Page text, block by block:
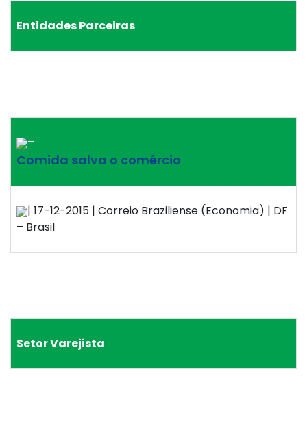
Entidades Parceiras
–
Comida salva o comércio
| 17-12-2015 | Correio Braziliense (Economia) | DF
– Brasil
Setor Varejista